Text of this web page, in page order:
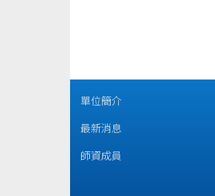
單位簡介
最新消息
師資成員